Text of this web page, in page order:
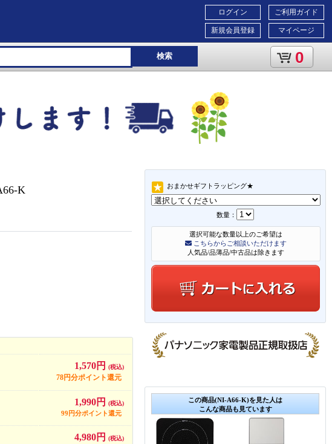
ご利用ガイド
マイページ
ログイン
新規会員登録
検索 0
おまかせギフトラッピング★
数量：
選択可能な数量以上のご希望は
こちらからご相談いただけます
人気品/品薄品/中古品は除きます
この商品(NI-A66-K)を見た人は
こんな商品も見ています
K
1,570円 (税込)
78円分ポイント還元
1,990円 (税込)
99円分ポイント還元
4,980円 (税込)